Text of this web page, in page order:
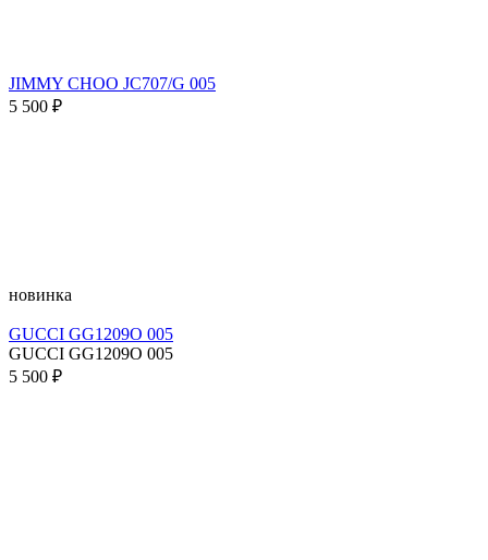
JIMMY CHOO JC707/G 005
5 500 ₽
новинка
GUCCI GG1209O 005
GUCCI GG1209O 005
5 500 ₽